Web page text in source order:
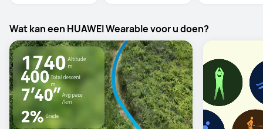
Wat kan een HUAWEI Wearable voor u doen?